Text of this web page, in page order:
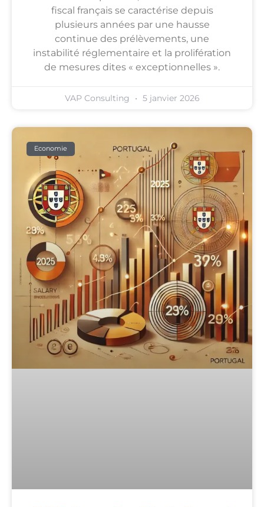
fiscal français se caractérise depuis
plusieurs années par une hausse
continue des prélèvements, une
instabilité réglementaire et la prolifération
de mesures dites « exceptionnelles ».
VAP Consulting 5 janvier 2026
Economie